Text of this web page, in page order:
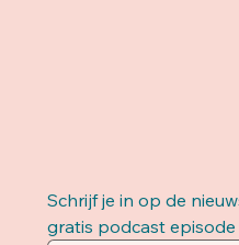
Schrijf je in op de
gratis podcast episode